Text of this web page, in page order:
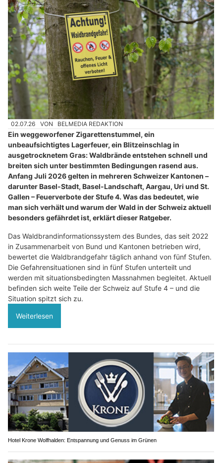
02.07.26 VON BELMEDIA REDAKTION
Ein weggeworfener Zigarettenstummel, ein
unbeaufsichtigtes Lagerfeuer, ein Blitzeinschlag in
ausgetrocknetem Gras: Waldbrände entstehen schnell und
breiten sich unter bestimmten Bedingungen rasend aus.
Anfang Juli 2026 gelten in mehreren Schweizer Kantonen –
darunter Basel-Stadt, Basel-Landschaft, Aargau, Uri und St.
Gallen – Feuerverbote der Stufe 4. Was das bedeutet, wie
man sich verhält und warum der Wald in der Schweiz aktuell
besonders gefährdet ist, erklärt dieser Ratgeber.
Das Waldbrandinformationssystem des Bundes, das seit 2022
in Zusammenarbeit von Bund und Kantonen betrieben wird,
bewertet die Waldbrandgefahr täglich anhand von fünf Stufen.
Die Gefahrensituationen sind in fünf Stufen unterteilt und
werden mit situationsbedingten Massnahmen begleitet. Aktuell
befinden sich weite Teile der Schweiz auf Stufe 4 – und die
Situation spitzt sich zu.
Weiterlesen
Hotel Krone Wolfhalden: Entspannung und Genuss im Grünen